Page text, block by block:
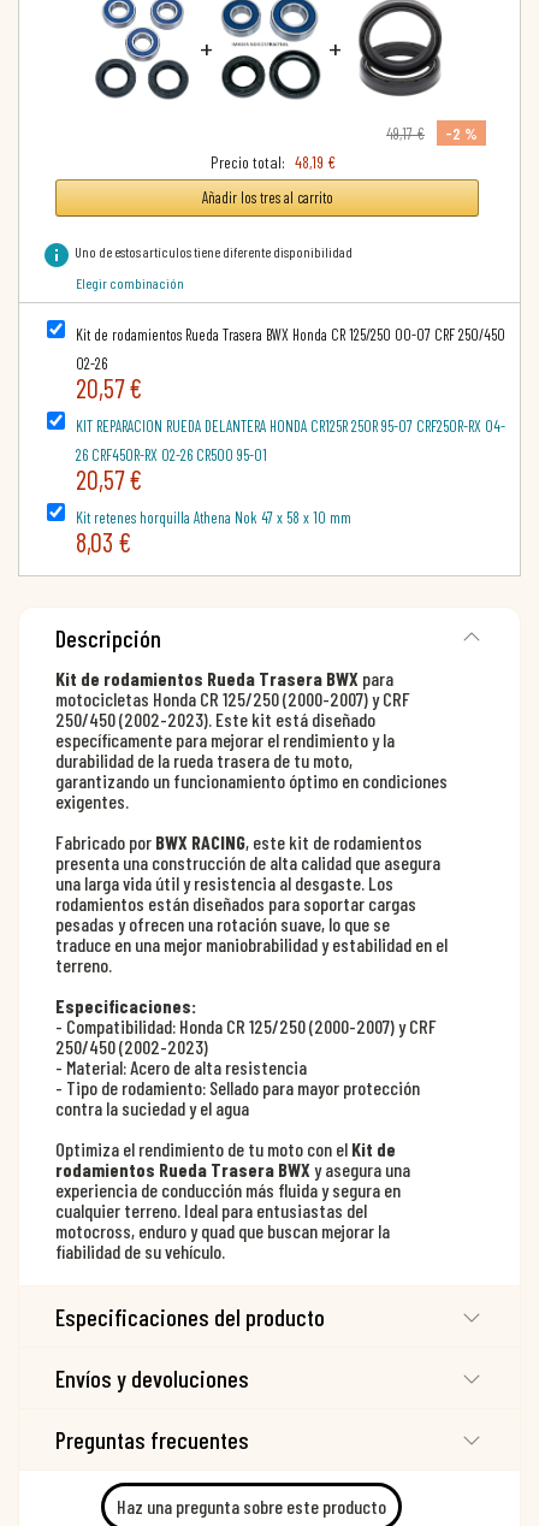
+ +
49,17 €
-2 %
Precio total: 48,19 €
Añadir los tres al carrito
info Uno de estos artículos tiene diferente disponibilidad
Elegir combinación
Kit de rodamientos Rueda Trasera BWX Honda CR 125/250 00-07 CRF 250/450
02-26
20,57 €
KIT REPARACION RUEDA DELANTERA HONDA CR125R 250R 95-07 CRF250R-RX 04-
26 CRF450R-RX 02-26 CR500 95-01
20,57 €
Kit retenes horquilla Athena Nok 47 x 58 x 10 mm
8,03 €
Descripción
Kit de rodamientos Rueda Trasera BWX para
motocicletas Honda CR 125/250 (2000-2007) y CRF
250/450 (2002-2023). Este kit está diseñado
específicamente para mejorar el rendimiento y la
durabilidad de la rueda trasera de tu moto,
garantizando un funcionamiento óptimo en condiciones
exigentes.
Fabricado por BWX RACING, este kit de rodamientos
presenta una construcción de alta calidad que asegura
una larga vida útil y resistencia al desgaste. Los
rodamientos están diseñados para soportar cargas
pesadas y ofrecen una rotación suave, lo que se
traduce en una mejor maniobrabilidad y estabilidad en el
terreno.
Especificaciones:
- Compatibilidad: Honda CR 125/250 (2000-2007) y CRF
250/450 (2002-2023)
- Material: Acero de alta resistencia
- Tipo de rodamiento: Sellado para mayor protección
contra la suciedad y el agua
Optimiza el rendimiento de tu moto con el Kit de
rodamientos Rueda Trasera BWX y asegura una
experiencia de conducción más fluida y segura en
cualquier terreno. Ideal para entusiastas del
motocross, enduro y quad que buscan mejorar la
fiabilidad de su vehículo.
Especificaciones del producto
Envíos y devoluciones
Preguntas frecuentes
Haz una pregunta sobre este producto